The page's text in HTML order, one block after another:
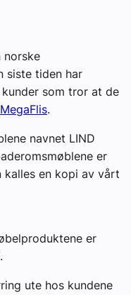
norske
siste tiden har
som tror at de
MegaFlis.
navnet LIND
er
en kopi av vårt
er
ute hos kundene